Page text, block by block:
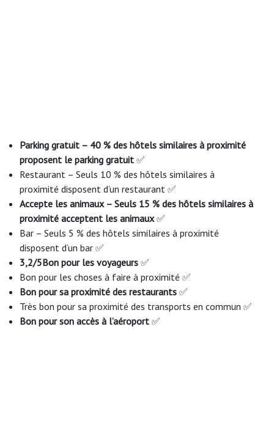
Parking gratuit – 40 % des hôtels similaires à proximité
proposent le parking gratuit ✅
Restaurant – Seuls 10 % des hôtels similaires à
proximité disposent d’un restaurant ✅
Accepte les animaux – Seuls 15 % des hôtels similaires à
proximité acceptent les animaux✅
Bar – Seuls 5 % des hôtels similaires à proximité
disposent d’un bar ✅
3,2/5Bon pour les voyageurs ✅
Bon pour les choses à faire à proximité ✅
Bon pour sa proximité des restaurants ✅
Très bon pour sa proximité des transports en commun ✅
Bon pour son accès à l’aéroport ✅